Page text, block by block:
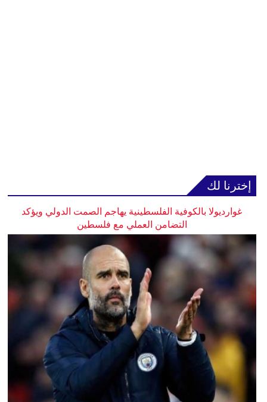
إخترنا لك
غوارديولا بالكوفية الفلسطينية يهاجم الصمت الدولي ويؤكد
التضامن العملي مع فلسطين